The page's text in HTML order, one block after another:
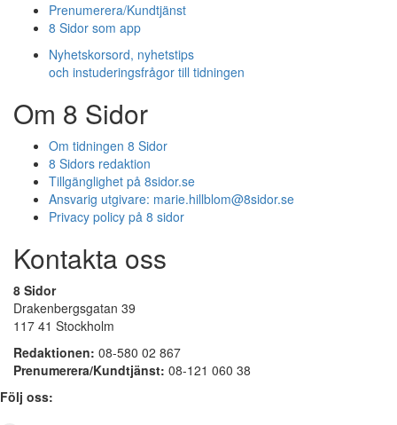
Prenumerera/Kundtjänst
8 Sidor som app
Nyhetskorsord, nyhetstips
och instuderingsfrågor till tidningen
Om 8 Sidor
Om tidningen 8 Sidor
8 Sidors redaktion
Tillgänglighet på 8sidor.se
Ansvarig utgivare: marie.hillblom@8sidor.se
Privacy policy på 8 sidor
Kontakta oss
8 Sidor
Drakenbergsgatan 39
117 41 Stockholm
Redaktionen: 08-580 02 867
Prenumerera/Kundtjänst: 08-121 060 38
Följ oss: